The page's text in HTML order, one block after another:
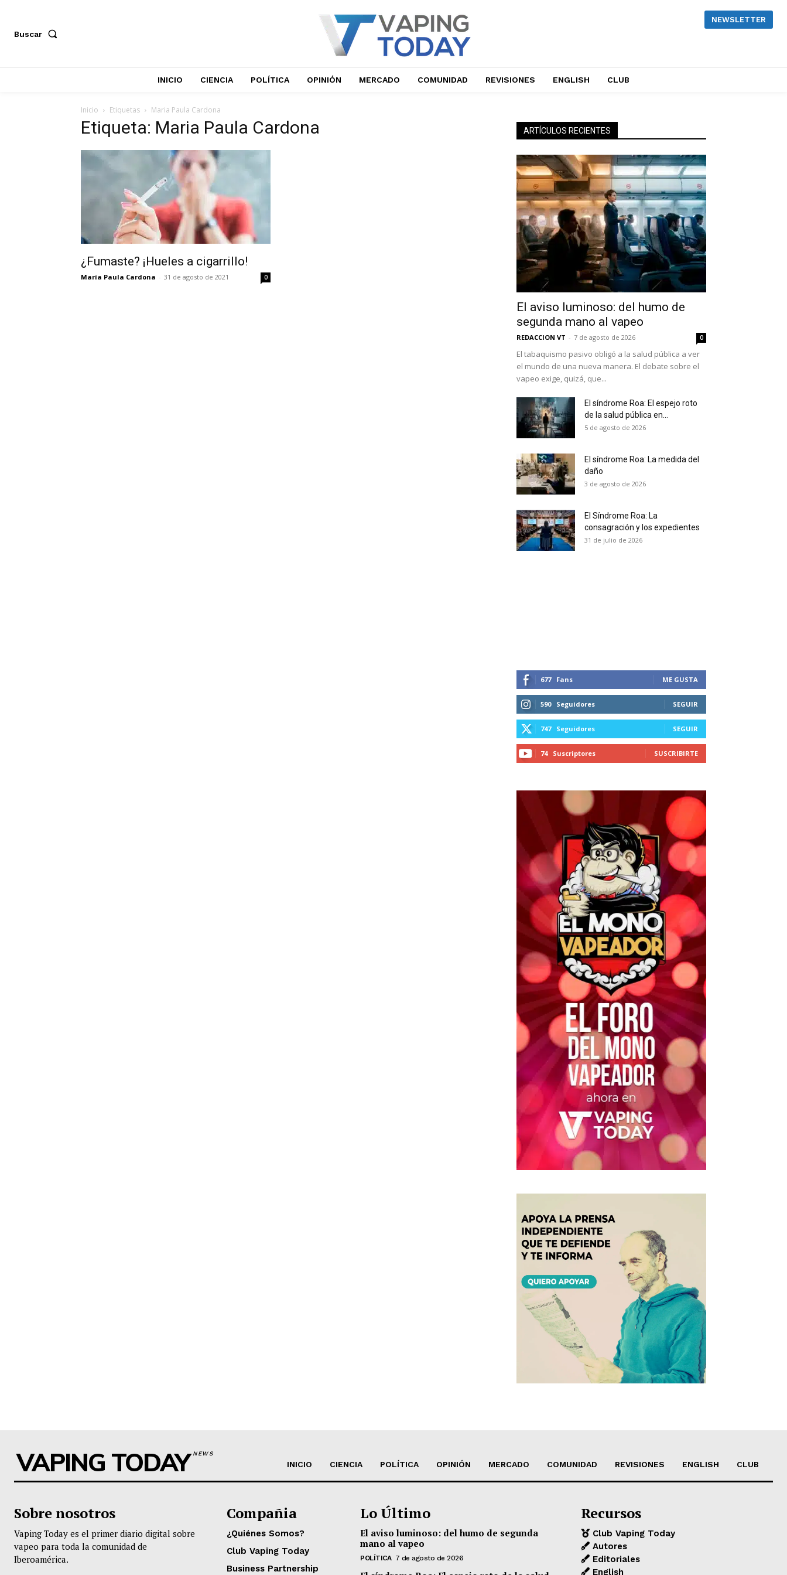
No te pierdas de las últimas
Suscríbete a nuestro boletín diario y recibe todas las
noticias del vapeo y la reducción de daños en tu correo
Subscribe to our daily clipping and receive all the news
of vaping and tobacco harm reduction in your email.
Buscar
NEWSLETTER
INICIO CIENCIA POLÍTICA OPINIÓN MERCADO COMUNIDAD REVISIONES ENGLISH CLUB
Inicio Etiquetas Maria Paula Cardona
Etiqueta: Maria Paula Cardona
¿Fumaste? ¡Hueles a cigarrillo!
María Paula Cardona - 31 de agosto de 2021 0
ARTÍCULOS RECIENTES
El aviso luminoso: del humo de
segunda mano al vapeo
REDACCION VT - 7 de agosto de 2026 0
El tabaquismo pasivo obligó a la salud pública a ver
el mundo de una nueva manera. El debate sobre el
vapeo exige, quizá, que...
El síndrome Roa: El espejo roto
de la salud pública en...
5 de agosto de 2026
El síndrome Roa: La medida del
daño
3 de agosto de 2026
El Síndrome Roa: La
consagración y los expedientes
31 de julio de 2026
677 Fans ME GUSTA
590 Seguidores SEGUIR
747 Seguidores SEGUIR
74 Suscriptores SUSCRIBIRTE
VAPING TODAYNEWS
INICIO CIENCIA POLÍTICA OPINIÓN MERCADO COMUNIDAD REVISIONES ENGLISH CLUB
Sobre nosotros
Vaping Today es el primer diario digital sobre
vapeo para toda la comunidad de
Iberoamérica.
Compañia
¿Quiénes Somos?
Club Vaping Today
Business Partnership
Lo Último
El aviso luminoso: del humo de segunda
mano al vapeo
POLÍTICA 7 de agosto de 2026
Recursos
Club Vaping Today
Autores
Editoriales
English